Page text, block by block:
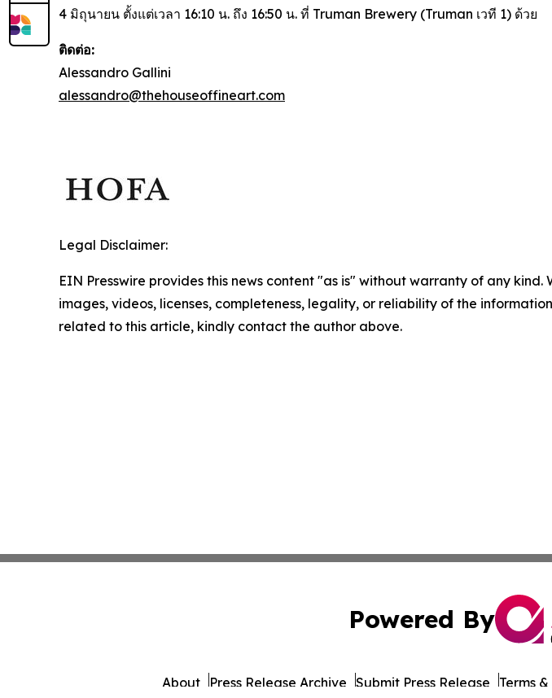
4 มิถุนายน ตั้งแต่เวลา 16:10 น. ถึง 16:50 น. ที่ Truman Brewery (Truman เวที 1) ด้วย
ติดต่อ:
Alessandro Gallini
alessandro@thehouseoffineart.com
Legal Disclaimer:
EIN Presswire provides this news content "as is" without warranty of any
images, videos, licenses, completeness, legality, or reliability of the
related to this article, kindly contact the author above.
Powered By
About Press Release Archive Submit Press Release Terms